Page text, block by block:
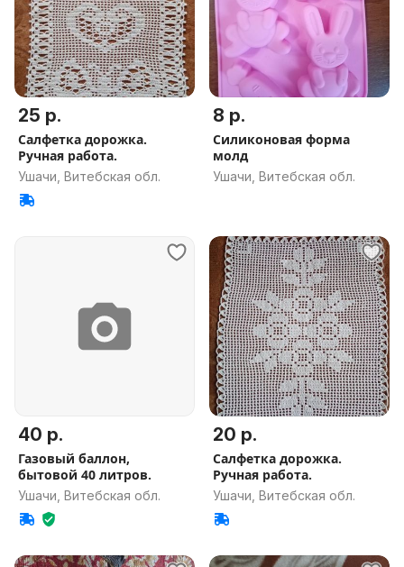
25 р.
Салфетка дорожка.
Ручная работа.
Ушачи, Витебская обл.
8 р.
Силиконовая форма
молд
Ушачи, Витебская обл.
40 р.
Газовый баллон,
бытовой 40 литров.
Ушачи, Витебская обл.
20 р.
Салфетка дорожка.
Ручная работа.
Ушачи, Витебская обл.